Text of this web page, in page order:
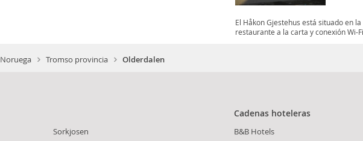
El Håkon Gjestehus está situado en
restaurante a la carta y conexión Wi-
Noruega Tromso provincia Olderdalen
Sorkjosen
Cadenas hoteleras
B&B Hotels